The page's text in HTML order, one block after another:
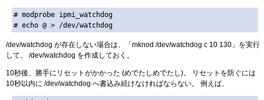
# modprobe ipmi_watchdog
/dev/watchdog が存在しない場合は、「mknod /dev/watchdog c 10 130」を実行
して、 /dev/watchdog を作成しておく。
10秒後、勝手にリセットがかかった (めでたしめでたし)。 リセットを防ぐには
10秒以内に /dev/watchdog へ書込み続けなければならない。 例えば、